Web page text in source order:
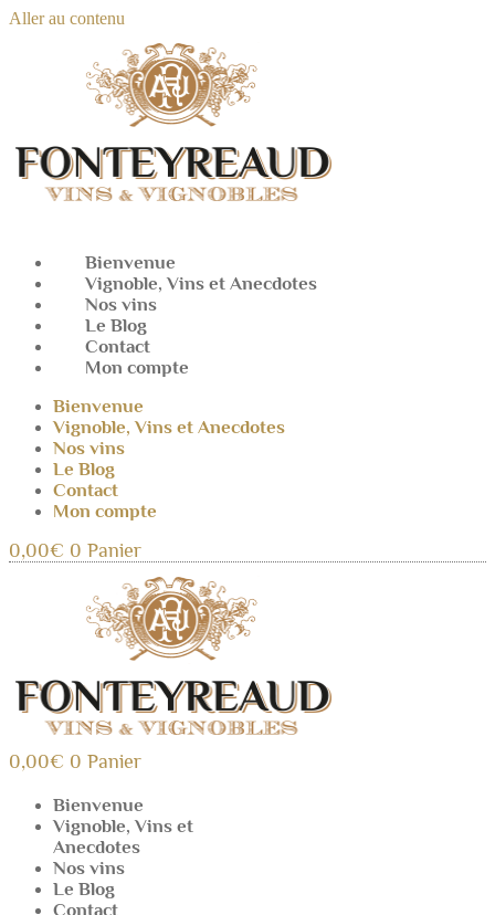
Aller au contenu
Bienvenue
Vignoble, Vins et Anecdotes
Nos vins
Le Blog
Contact
Mon compte
Bienvenue
Vignoble, Vins et Anecdotes
Nos vins
Le Blog
Contact
Mon compte
0,00€ 0 Panier
0,00€ 0 Panier
Bienvenue
Vignoble, Vins et
Anecdotes
Nos vins
Le Blog
Contact